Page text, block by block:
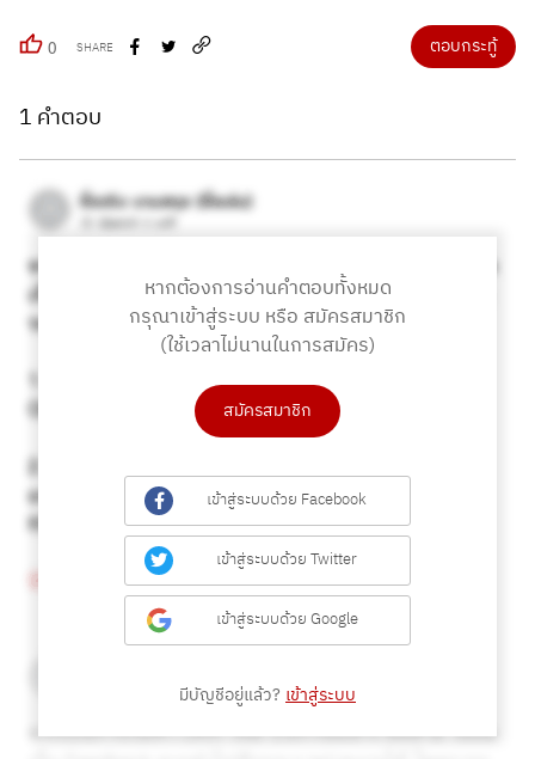
0 SHARE ตอบกระทู้
1 คำตอบ
หากต้องการอ่านคำตอบทั้งหมด
กรุณาเข้าสู่ระบบ หรือ สมัครสมาชิก
(ใช้เวลาไม่นานในการสมัคร)
สมัครสมาชิก
เข้าสู่ระบบด้วย Facebook
เข้าสู่ระบบด้วย Twitter
เข้าสู่ระบบด้วย Google
มีบัญชีอยู่แล้ว? เข้าสู่ระบบ